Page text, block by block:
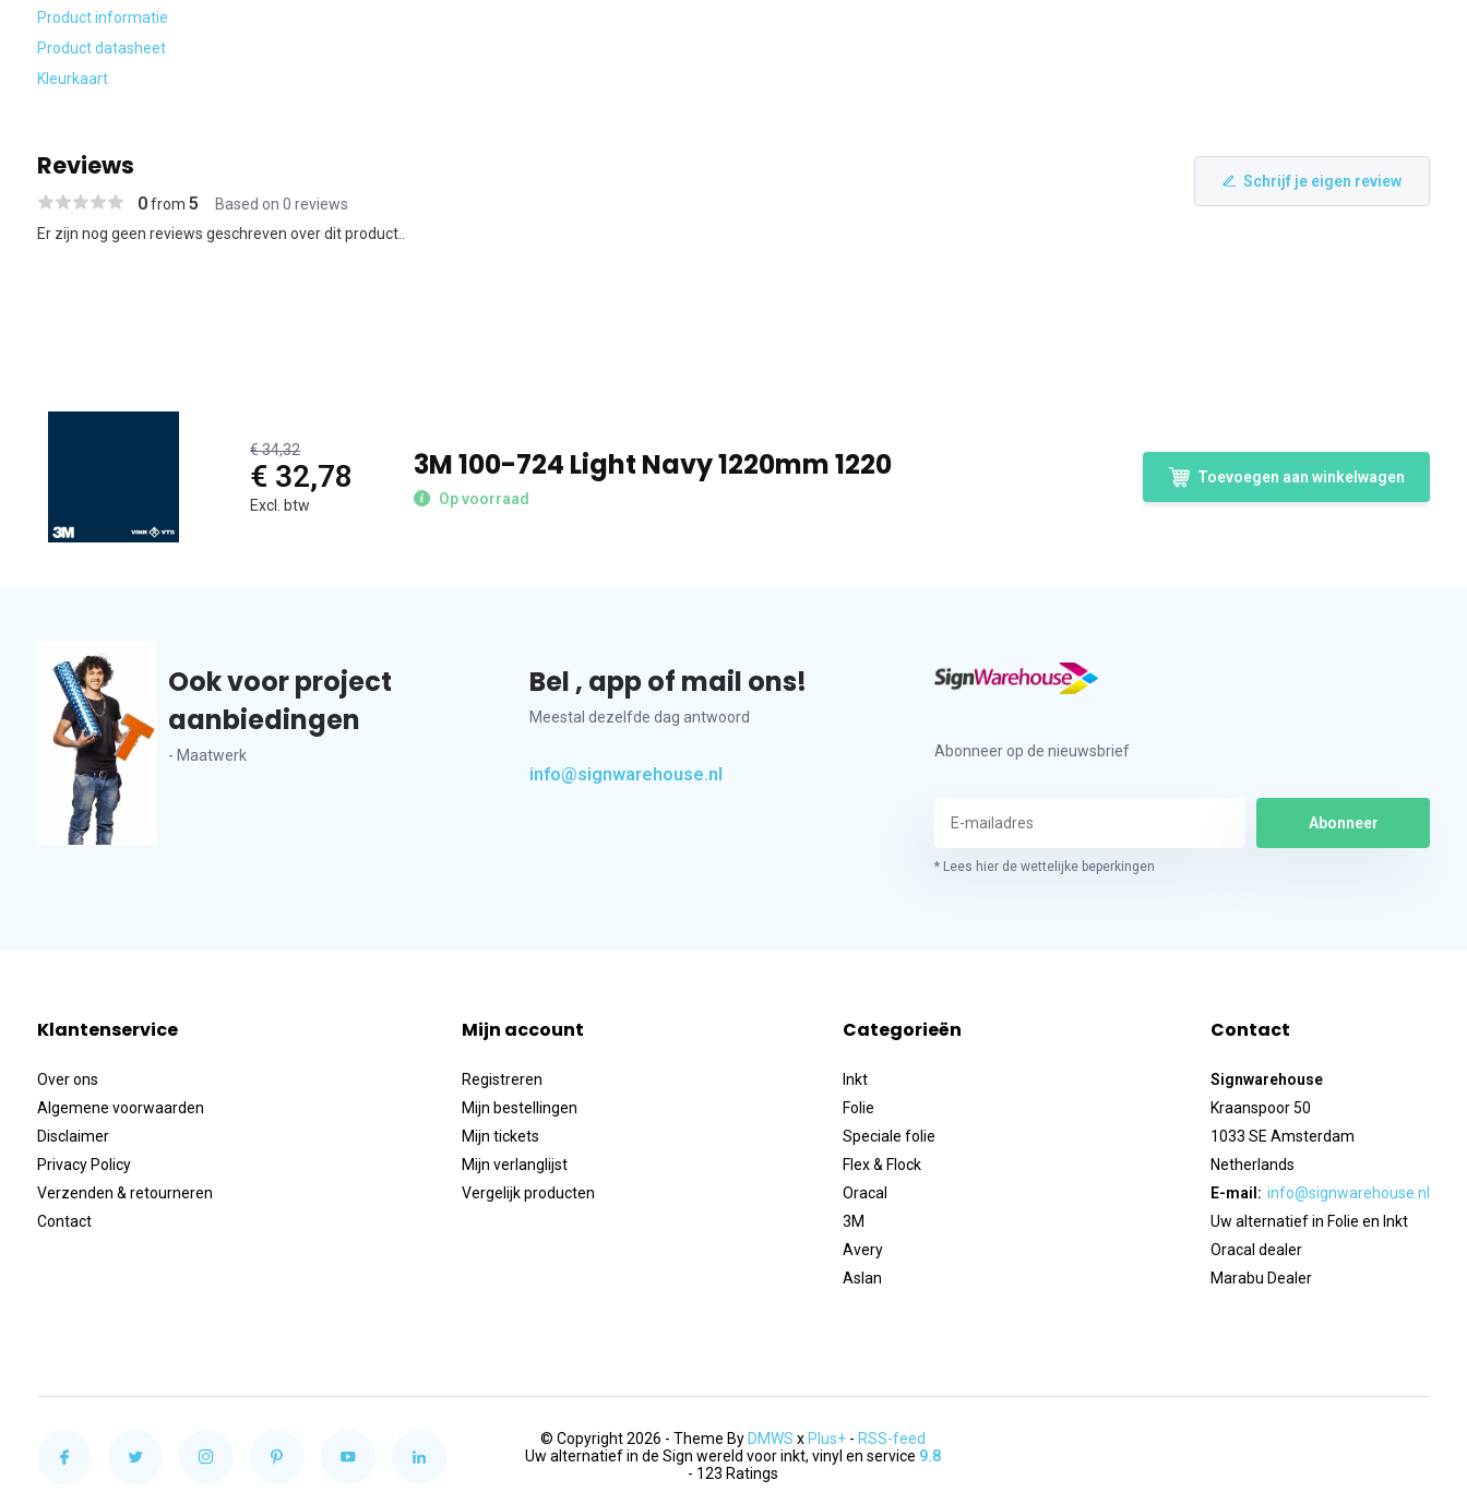
Product informatie
Product datasheet
Kleurkaart
Reviews
0from 5 Based on 0 reviews
Schrijf je eigen review
Er zijn nog geen reviews geschreven over dit product..
€ 34,32
€ 32,78
Excl. btw
3M 100-724 Light Navy 1220mm 1220
Op voorraad
Toevoegen aan winkelwagen
Ook voor project
aanbiedingen
- Maatwerk
Bel , app of mail ons!
Meestal dezelfde dag antwoord
info@signwarehouse.nl
Abonneer op de nieuwsbrief
Abonneer
* Lees hier de wettelijke beperkingen
Klantenservice
Over ons
Algemene voorwaarden
Disclaimer
Privacy Policy
Verzenden & retourneren
Contact
Mijn account
Registreren
Mijn bestellingen
Mijn tickets
Mijn verlanglijst
Vergelijk producten
Categorieën
Inkt
Folie
Speciale folie
Flex & Flock
Oracal
3M
Avery
Aslan
Contact
Signwarehouse
Kraanspoor 50
1033 SE Amsterdam
Netherlands
E-mail: info@signwarehouse.nl
Uw alternatief in Folie en Inkt
Oracal dealer
Marabu Dealer
© Copyright 2026 - Theme By DMWS x Plus+ - RSS-feed
Uw alternatief in de Sign wereld voor inkt, vinyl en service 9.8
- 123 Ratings